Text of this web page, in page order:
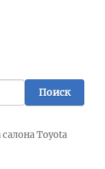
Поиск
Toyota